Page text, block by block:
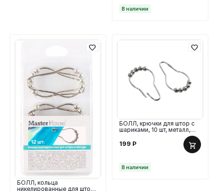
В наличии
БОЛЛ, кольца
никелированные для шторы
БОЛЛ, крючки для штор с
шариками, 10 шт, металл,
199 Р
В наличии